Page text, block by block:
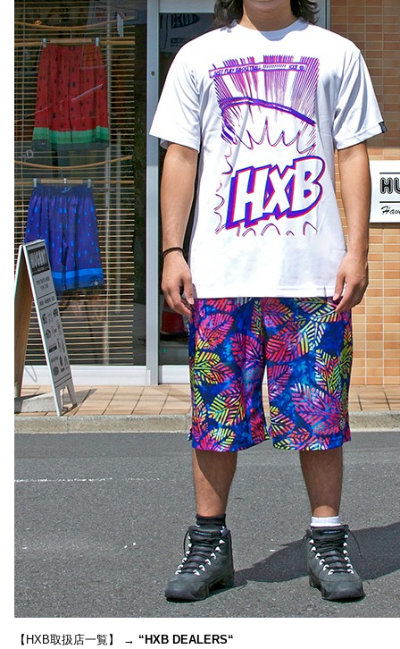
【HXB取扱店一覧】 → “HXB DEALERS“